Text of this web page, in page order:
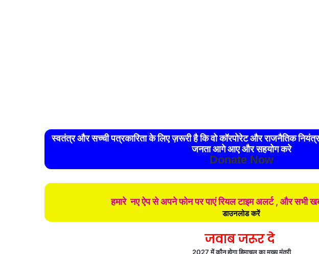
स्वतंत्र और सच्ची पत्रकारिता के लिए ज़रूरी है कि वो कॉरपोरेट और राजनैतिक नियंत्रण से मुक्त हो। ऐसा तभी संभव है जब
जनता आगे आए और सहयोग करे
Donate Now
हमारे नए ऐप से अपने फोन पर पाएं रियल टाइम अलर्ट , और सभी
डाउनलोड करें
जवाब जरूर दे
2027 में कौन होगा हिमाचल का मुख्य मंत्री